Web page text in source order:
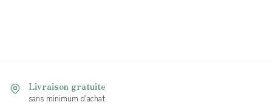
Livraison gratuite
sans minimum d'achat